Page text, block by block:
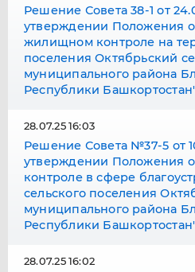
Решение Совета 38-1 от
утверждении Положения
жилищном контроле на
поселения Октябрьский
муниципального района
Республики
Решение Совета №37-5 от
утверждении Положения
контроле в сфере
сельского поселения
муниципального района
Республики
28.07.25 16:03
28.07.25 16:02